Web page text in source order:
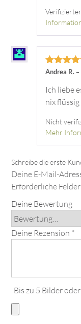
Bewertet
Andrea R. –
Ich liebe
nix flüssig
Nicht
Mehr
Deine E-Mail-
Erforderliche
Deine Bewertung
Deine Rezension *
Bis zu 5 Bilder